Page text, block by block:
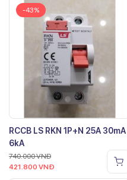
-43%
RCCB LS RKN 1P+N 25A 30mA
6kA
740.000VNĐ
421.800 VNĐ